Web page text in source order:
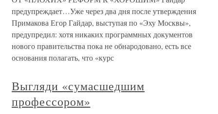
предупреждает…Уже через два дня после утверждения
Примакова Егор Гайдар, выступая по «Эху Москвы»,
предупредил: хотя никаких программных документов
нового правительства пока не обнародовано, есть все
основания полагать, что «курс
Выгляди «сумасшедшим
профессором»